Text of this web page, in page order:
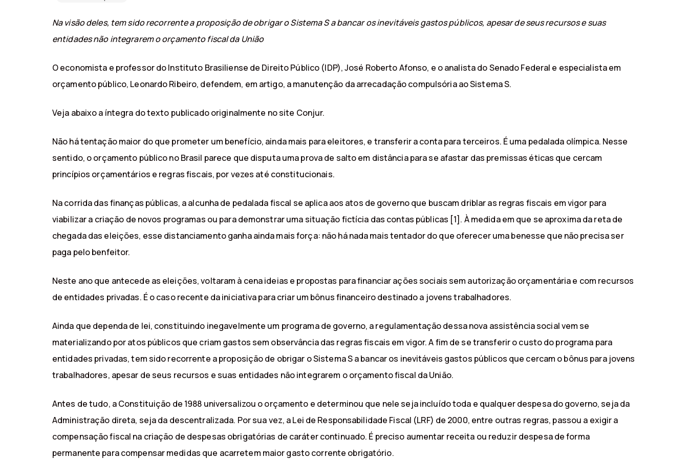
Na visão deles, tem sido recorrente a proposição de obrigar o Sistema S a bancar os inevitáveis gastos públicos, apesar de seus recursos e suas
entidades não integrarem o orçamento fiscal da União
O economista e professor do Instituto Brasiliense de Direito Público (IDP), José Roberto Afonso, e o analista do Senado Federal e especialista em
orçamento público, Leonardo Ribeiro, defendem, em artigo, a manutenção da arrecadação compulsória ao Sistema S.
Veja abaixo a íntegra do texto publicado originalmente no site Conjur.
Não há tentação maior do que prometer um benefício, ainda mais para eleitores, e transferir a conta para terceiros. É uma pedalada olímpica. Nesse
sentido, o orçamento público no Brasil parece que disputa uma prova de salto em distância para se afastar das premissas éticas que cercam
princípios orçamentários e regras fiscais, por vezes até constitucionais.
Na corrida das finanças públicas, a alcunha de pedalada fiscal se aplica aos atos de governo que buscam driblar as regras fiscais em vigor para
viabilizar a criação de novos programas ou para demonstrar uma situação fictícia das contas públicas [1]. À medida em que se aproxima da reta de
chegada das eleições, esse distanciamento ganha ainda mais força: não há nada mais tentador do que oferecer uma benesse que não precisa ser
paga pelo benfeitor.
Neste ano que antecede as eleições, voltaram à cena ideias e propostas para financiar ações sociais sem autorização orçamentária e com recursos
de entidades privadas. É o caso recente da iniciativa para criar um bônus financeiro destinado a jovens trabalhadores.
Ainda que dependa de lei, constituindo inegavelmente um programa de governo, a regulamentação dessa nova assistência social vem se
materializando por atos públicos que criam gastos sem observância das regras fiscais em vigor. A fim de se transferir o custo do programa para
entidades privadas, tem sido recorrente a proposição de obrigar o Sistema S a bancar os inevitáveis gastos públicos que cercam o bônus para jovens
trabalhadores, apesar de seus recursos e suas entidades não integrarem o orçamento fiscal da União.
Antes de tudo, a Constituição de 1988 universalizou o orçamento e determinou que nele seja incluído toda e qualquer despesa do governo, seja da
Administração direta, seja da descentralizada. Por sua vez, a Lei de Responsabilidade Fiscal (LRF) de 2000, entre outras regras, passou a exigir a
compensação fiscal na criação de despesas obrigatórias de caráter continuado. É preciso aumentar receita ou reduzir despesa de forma
permanente para compensar medidas que acarretem maior gasto corrente obrigatório.